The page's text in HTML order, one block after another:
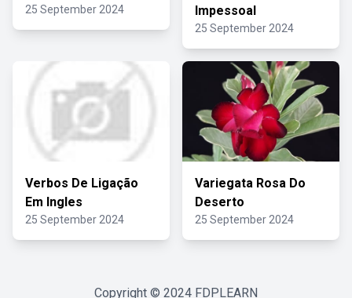
25 September 2024
Impessoal
25 September 2024
Verbos De Ligação
Em Ingles
25 September 2024
Variegata Rosa Do
Deserto
25 September 2024
Copyright © 2024 FDPLEARN